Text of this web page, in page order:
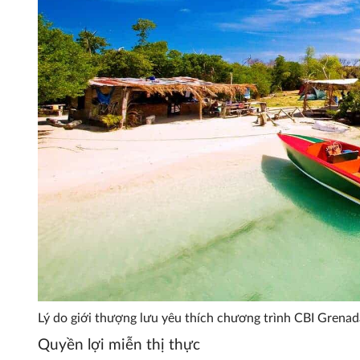
Lý do giới thượng lưu yêu thích chương trình CBI
Quyền lợi miễn thị thực